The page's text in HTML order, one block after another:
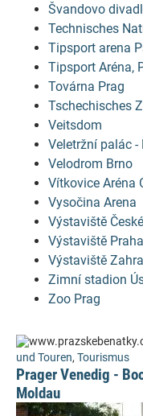
Švandovo
Technisches
Tipsport arena
Tipsport Aréna,
Továrna Prag
Tschechisches
Veitsdom
Veletržní palác
Velodrom Brno
Vítkovice Aréna
Vysočina Arena
Výstaviště
Výstaviště
Výstaviště
Zimní stadion
Zoo Prag
und Touren, Tourismus
Prager Venedig -
Moldau